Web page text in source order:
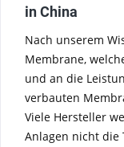
in China
Nach unserem
Membrane,
und an die
verbauten
Viele Hersteller
Anlagen nicht die